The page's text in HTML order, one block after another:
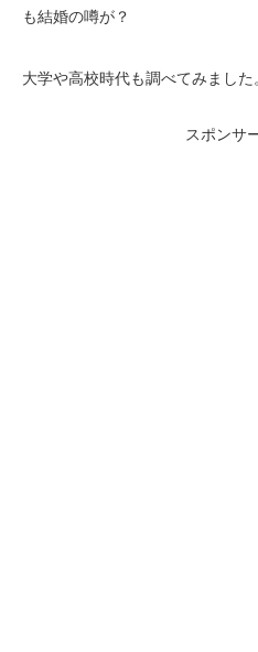
も結婚の噂が？
大学や高校時代も調べてみました
スポンサ